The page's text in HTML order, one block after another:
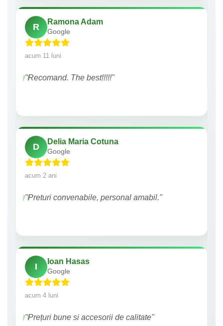
R
Ramona Adam
Google
acum 11 luni
"Recomand. The best!!!!!"
D
Delia Maria Cotuna
Google
acum 2 ani
"Preturi convenabile, personal amabil."
I
Ioan Hasas
Google
acum 4 luni
"Prețuri bune si accesorii de calitate"